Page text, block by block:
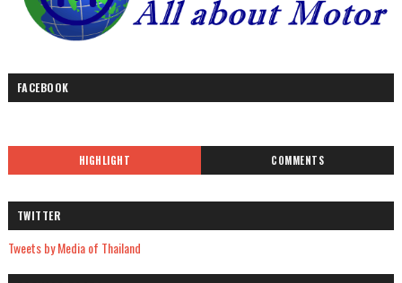
FACEBOOK
HIGHLIGHT COMMENTS
TWITTER
Tweets by Media of Thailand